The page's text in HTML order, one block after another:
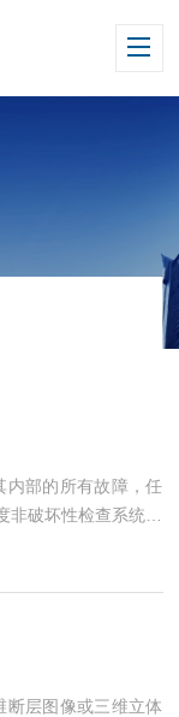
内部的所有故障，任
破坏性检查系统为
投射的X射线生成2D
即可生成3DCT（计
管的电压来加大X射
生较大的“焦点尺
断层图像或三维立体